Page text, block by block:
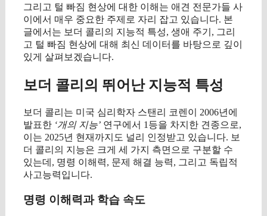
그리고 털 빠짐 현상에 대한 이해는 애견 전문가들 사
이에서 매우 중요한 주제로 자리 잡고 있습니다. 본
글에서는 보더 콜리의 지능적 특성, 생애 주기, 그리
고 털 빠짐 현상에 대해 최신 데이터를 바탕으로 깊이
있게 살펴보겠습니다.
보더 콜리의 뛰어난 지능적 특성
보더 콜리는 미국 심리학자 스탠리 코렌이 2006년에
발표한 ‘개의 지능’ 연구에서 1등을 차지한 견종으로,
이는 2025년 현재까지도 널리 인정받고 있습니다. 보
더 콜리의 지능은 크게 세 가지 측면으로 구분할 수
있는데, 명령 이해력, 문제 해결 능력, 그리고 독립적
사고능력입니다.
명령 이해력과 학습 속도